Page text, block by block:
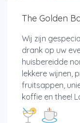
The Golden
Wij zijn
drank op uw
huisbereidde
lekkere wijnen,
fruitsappen,
koffie en thee!